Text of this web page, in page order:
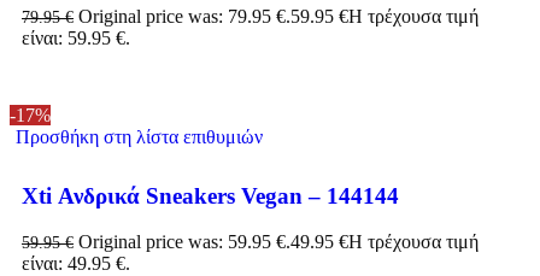
79.95€ Original price was: 79.95 €.59.95 €Η τρέχουσα τιμή
είναι: 59.95 €.
-17%
Προσθήκη στη λίστα επιθυμιών
Xti Ανδρικά Sneakers Vegan – 144144
59.95€ Original price was: 59.95 €.49.95 €Η τρέχουσα τιμή
είναι: 49.95 €.